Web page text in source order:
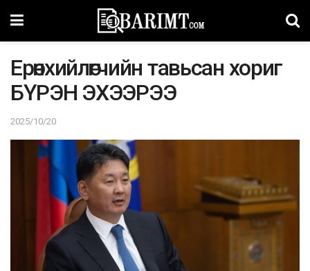
Ерөнхийлөгчийн тавьсан хориг
БҮРЭН ЭХЭЭРЭЭ
2025/10/20